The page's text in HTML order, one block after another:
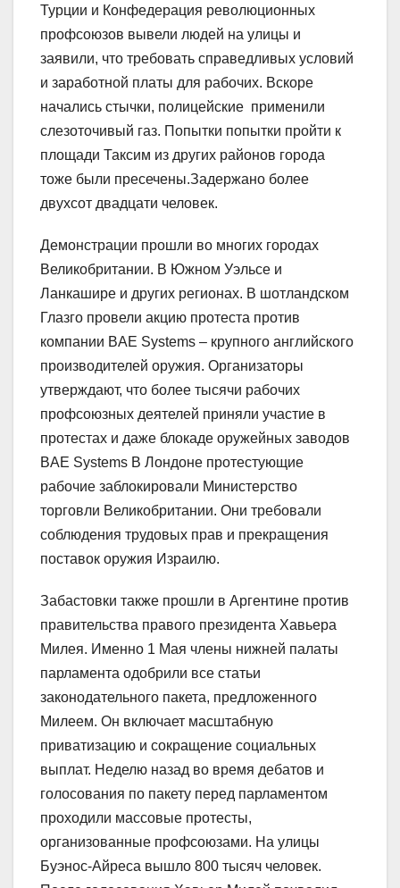
Турции и Конфедерация революционных
профсоюзов вывели людей на улицы и
заявили, что требовать справедливых условий
и заработной платы для рабочих. Вскоре
начались стычки, полицейские применили
слезоточивый газ. Попытки попытки пройти к
площади Таксим из других районов города
тоже были пресечены.Задержано более
двухсот двадцати человек.
Демонстрации прошли во многих городах
Великобритании. В Южном Уэльсе и
Ланкашире и других регионах. В шотландском
Глазго провели акцию протеста против
компании BAE Systems – крупного английского
производителей оружия. Организаторы
утверждают, что более тысячи рабочих
профсоюзных деятелей приняли участие в
протестах и даже блокаде оружейных заводов
BAE Systems В Лондоне протестующие
рабочие заблокировали Министерство
торговли Великобритании. Они требовали
соблюдения трудовых прав и прекращения
поставок оружия Израилю.
Забастовки также прошли в Аргентине против
правительства правого президента Хавьера
Милея. Именно 1 Мая члены нижней палаты
парламента одобрили все статьи
законодательного пакета, предложенного
Милеем. Он включает масштабную
приватизацию и сокращение социальных
выплат. Неделю назад во время дебатов и
голосования по пакету перед парламентом
проходили массовые протесты,
организованные профсоюзами. На улицы
Буэнос-Айреса вышло 800 тысяч человек.